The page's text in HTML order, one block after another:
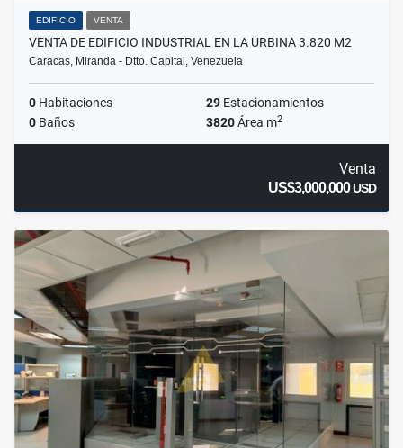
EDIFICIO VENTA
VENTA DE EDIFICIO INDUSTRIAL EN LA URBINA 3.820 M2
Caracas, Miranda - Dtto. Capital, Venezuela
0 Habitaciones 29 Estacionamientos
0 Baños 3820Área m2
Venta
US$3,000,000USD